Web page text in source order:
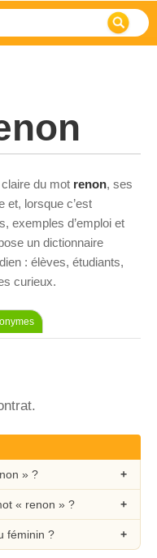
du mot renon, ses
et, lorsque c’est
exemples d’emploi et
un dictionnaire
: élèves, étudiants,
curieux.
» ?
« renon » ?
féminin ?